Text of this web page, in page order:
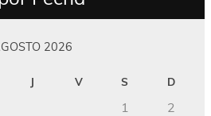
2026
J V S D
1
2